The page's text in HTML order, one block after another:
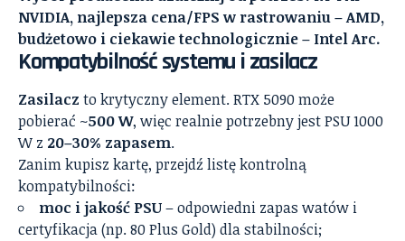
NVIDIA, najlepsza cena/FPS w rastrowaniu – AMD,
budżetowo i ciekawie technologicznie – Intel Arc.
Kompatybilność systemu i zasilacz
Zasilacz to krytyczny element. RTX 5090 może
pobierać ~500 W, więc realnie potrzebny jest PSU 1000
W z 20–30% zapasem.
Zanim kupisz kartę, przejdź listę kontrolną
kompatybilności:
moc i jakość PSU– odpowiedni zapas watów i
certyfikacja (np. 80 Plus Gold) dla stabilności;